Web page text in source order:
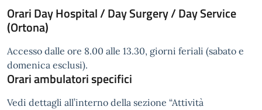
Orari Day Hospital / Day Surgery / Day Service
(Ortona)
Accesso dalle ore 8.00 alle 13.30, giorni feriali (sabato e
domenica esclusi).
Orari ambulatori specifici
Vedi dettagli all’interno della sezione “Attività